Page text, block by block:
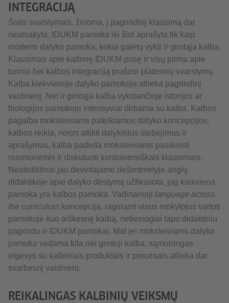
INTEGRACIJĄ
Šiais svarstymais, žinoma, į pagrindinį klausimą dar
neatsakyta. IDUKM pamoka iki šiol aprašyta tik kaip
moderni dalyko pamoka, kokia galėtų vykti ir gimtąja kalba.
Klausimas apie kalbinę IDUKM pusę ir visų pirma apie
turinio bei kalbos integraciją prašosi platesnių svarstymų.
Kalba kiekvienoje dalyko pamokoje atlieka pagrindinį
vaidmenį. Net ir gimtąja kalba vykstančioje istorijos ar
biologijos pamokoje intensyviai dirbama su kalba. Kalbos
pagalba moksleiviams pateikiamos dalyko koncepcijos,
kalbos reikia, norint atlikti dalykinius stebėjimus ir
aprašymus, kalba padeda moksleiviams pasikeisti
nuomonėmis ir diskutuoti kontraversiškais klausimais.
Neatsitiktinai jau devintajame dešimtmetyje anglų
didaktikoje apie dalyko dėstymą užfiksuota, jog kiekviena
pamoka yra kalbos pamoka. Vadinamoji language across
the curriculum koncepcija, raginanti visus mokytojus vartoti
pamokoje kuo aiškesnę kalbą, netiesiogiai tapo didaktiniu
pagrindu ir IDUKM pamokai. Mat jei moksleiviams dalyko
pamoka vedama kita nei gimtoji kalba, sąmoningas
elgesys su kalbiniais produktais ir procesais atlieka dar
svarbesnį vaidmenį.
REIKALINGAS KALBINIŲ VEIKSMŲ